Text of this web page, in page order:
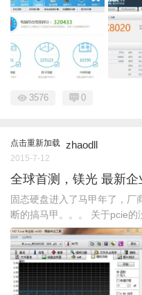
3576 0
点击重新加载 zhaodll
2015-7-12
全球首测，镁光 最新
固态硬盘进入了马甲年了，厂
断的搞马甲。。。 关于pcie的